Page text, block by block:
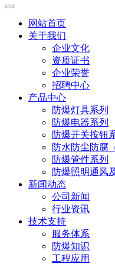
网站首页
关于我们
企业文化
资质证书
企业荣誉
招聘中心
产品中心
防爆灯具系列
防爆电器系列
防爆开关按钮
防水防尘防腐
防爆管件系列
防爆照明通风
新闻动态
公司新闻
行业资讯
技术支持
服务体系
防爆知识
工程应用